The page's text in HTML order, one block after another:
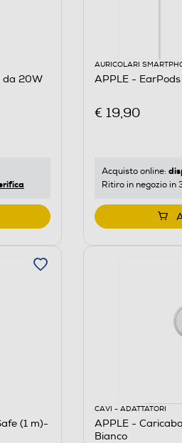
da 20W
AURICOLARI
APPLE -
€ 19,90
Acquisto online:
Ritiro in negozio in
(1 m)-
CAVI - ADATTATORI
APPLE -
Bianco